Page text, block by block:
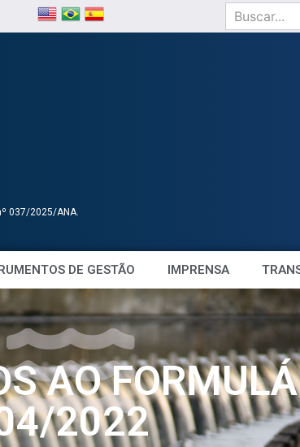
037/2025/ANA.
DE GESTÃO IMPRENSA
AO
2022